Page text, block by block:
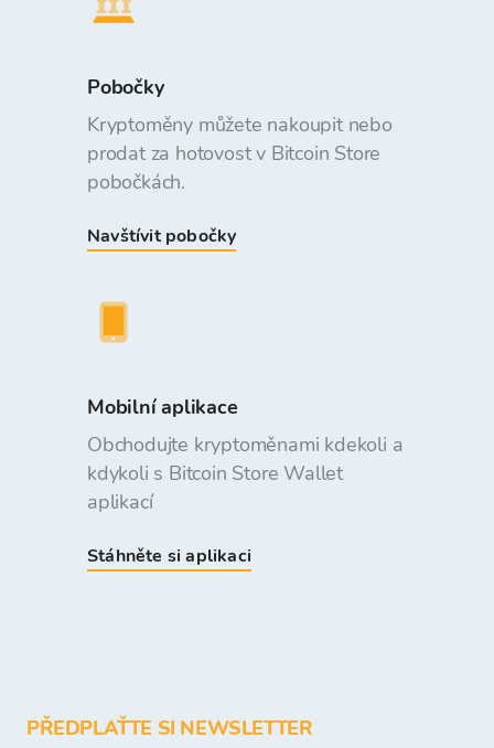
Pobočky
Kryptoměny můžete nakoupit nebo
prodat za hotovost v Bitcoin Store
pobočkách.
Navštívit pobočky
Mobilní aplikace
Obchodujte kryptoměnami kdekoli a
kdykoli s Bitcoin Store Wallet
aplikací
Stáhněte si aplikaci
PŘEDPLAŤTE SI NEWSLETTER